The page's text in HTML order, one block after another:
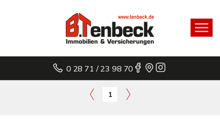
0 28 71 / 23 98 70
1